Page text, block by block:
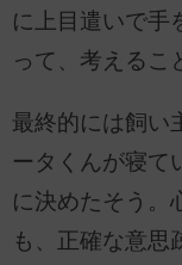
に上目遣いで手
って、考えるこ
最終的には飼い
ータくんが寝て
に決めたそう。
も、正確な意思